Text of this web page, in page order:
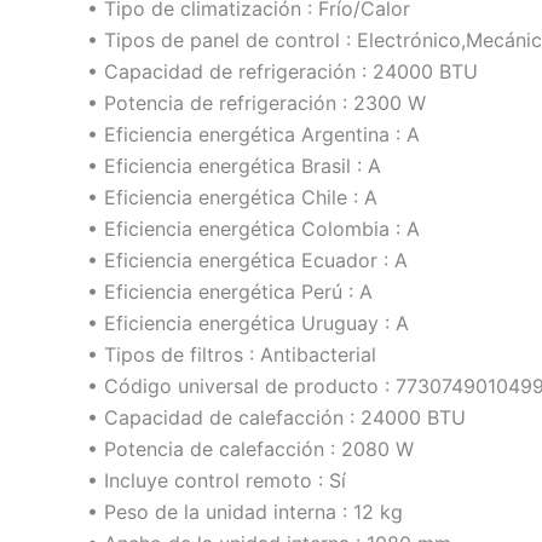
• Tipo de climatización : Frío/Calor
• Tipos de panel de control :
• Capacidad de refrigeración : 24000 BTU
• Potencia de refrigeración : 2300 W
• Eficiencia energética Argentina : A
• Eficiencia energética Brasil : A
• Eficiencia energética Chile : A
• Eficiencia energética Colombia : A
• Eficiencia energética Ecuador : A
• Eficiencia energética Perú : A
• Eficiencia energética Uruguay : A
• Tipos de filtros : Antibacterial
• Código universal de producto :
• Capacidad de calefacción : 24000 BTU
• Potencia de calefacción : 2080 W
• Incluye control remoto : Sí
• Peso de la unidad interna : 12 kg